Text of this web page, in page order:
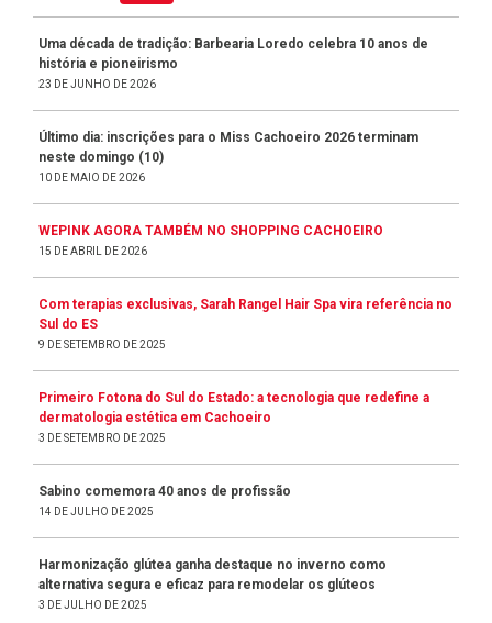
Uma década de tradição: Barbearia Loredo celebra 10 anos de
história e pioneirismo
23 DE JUNHO DE 2026
Último dia: inscrições para o Miss Cachoeiro 2026 terminam
neste domingo (10)
10 DE MAIO DE 2026
WEPINK AGORA TAMBÉM NO SHOPPING CACHOEIRO
15 DE ABRIL DE 2026
Com terapias exclusivas, Sarah Rangel Hair Spa vira referência no
Sul do ES
9 DE SETEMBRO DE 2025
Primeiro Fotona do Sul do Estado: a tecnologia que redefine a
dermatologia estética em Cachoeiro
3 DE SETEMBRO DE 2025
Sabino comemora 40 anos de profissão
14 DE JULHO DE 2025
Harmonização glútea ganha destaque no inverno como
alternativa segura e eficaz para remodelar os glúteos
3 DE JULHO DE 2025